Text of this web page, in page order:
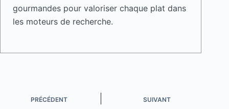
gourmandes pour valoriser chaque plat dans
les moteurs de recherche.
PRÉCÉDENT SUIVANT